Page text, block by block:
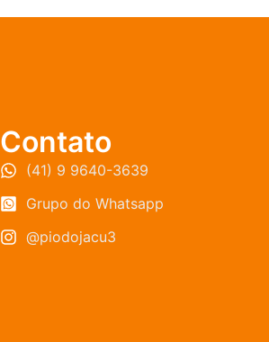
Contato
(41) 9 9640-3639
Grupo do Whatsapp
@piodojacu3